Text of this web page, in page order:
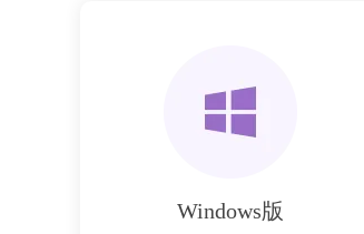
Windows版